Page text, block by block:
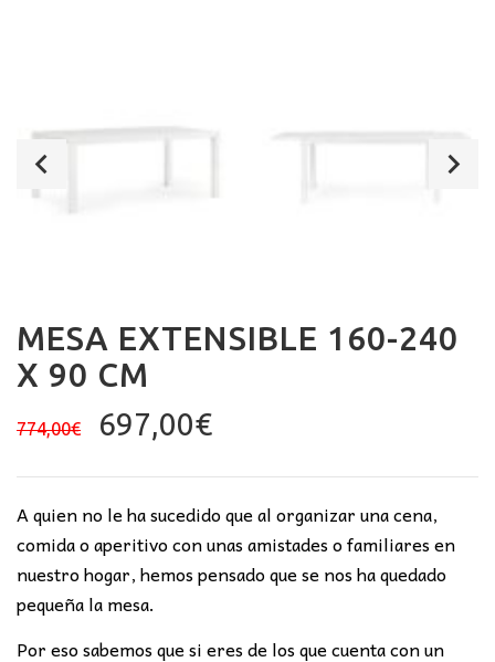
MESA EXTENSIBLE 160-240
X 90 CM
774,00€
El
original
era:
774,00€.
697,00€El
actual
es:
697,00€.
A quien no le ha sucedido que al organizar una cena,
comida o aperitivo con unas amistades o familiares en
nuestro hogar, hemos pensado que se nos ha quedado
pequeña la mesa.
Por eso sabemos que si eres de los que cuenta con un